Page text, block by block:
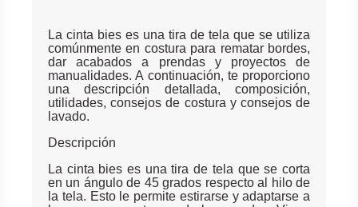
La cinta bies es una tira de tela que se utiliza
comúnmente en costura para rematar bordes,
dar acabados a prendas y proyectos de
manualidades. A continuación, te proporciono
una descripción detallada, composición,
utilidades, consejos de costura y consejos de
lavado.
Descripción
La cinta bies es una tira de tela que se corta
en un ángulo de 45 grados respecto al hilo de
la tela. Esto le permite estirarse y adaptarse a